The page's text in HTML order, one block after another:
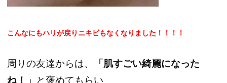
こんなにもハリが戻りニキビもなくなりました！！！！
周りの友達からは、
「肌すごい綺麗になった
ね！」 と褒めてもらい